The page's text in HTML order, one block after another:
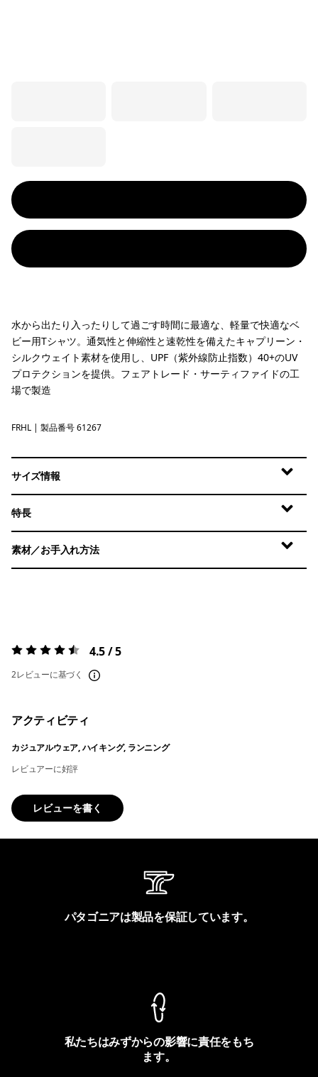
水から出たり入ったりして過ごす時間に最適な、軽量で快適なベ
ビー用Tシャツ。通気性と伸縮性と速乾性を備えたキャプリーン・
シルクウェイト素材を使用し、UPF（紫外線防止指数）40+のUV
プロテクションを提供。フェアトレード・サーティファイドの工
場で製造
Fitz Roy Rays: Heirloom Peach
FRHL | 製品番号 61267
サイズ情報
特長
素材／お手入れ方法
評価:4.5 / 5 4.5 / 5
2レビューに基づく
アクティビティ
カジュアルウェア, ハイキング, ランニング
レビュアーに好評
レビューを書く
パタゴニアは製品を保証しています。
私たちはみずからの影響に責任をもち
ます。